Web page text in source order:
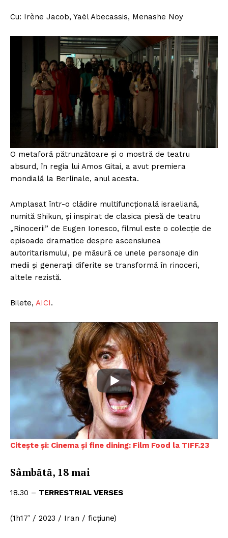
Cu: Irène Jacob, Yaël Abecassis, Menashe Noy
O metaforă pătrunzătoare și o mostră de teatru
absurd, în regia lui Amos Gitai, a avut premiera
mondială la Berlinale, anul acesta.
Amplasat într-o clădire multifuncțională israeliană,
numită Shikun, și inspirat de clasica piesă de teatru
„Rinocerii” de Eugen Ionesco, filmul este o colecție de
episoade dramatice despre ascensiunea
autoritarismului, pe măsură ce unele personaje din
medii și generații diferite se transformă în rinoceri,
altele rezistă.
Bilete, AICI.
Citește și: Cinema și fine dining: Film Food la TIFF.23
Sâmbătă, 18 mai
18.30 – TERRESTRIAL VERSES
(1h17’ / 2023 / Iran / ficțiune)